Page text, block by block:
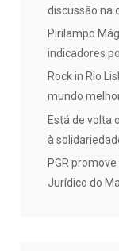
discussão na
Pirilampo
indicadores
Rock in Rio
mundo
Está de volta
à
PGR
Jurídico do